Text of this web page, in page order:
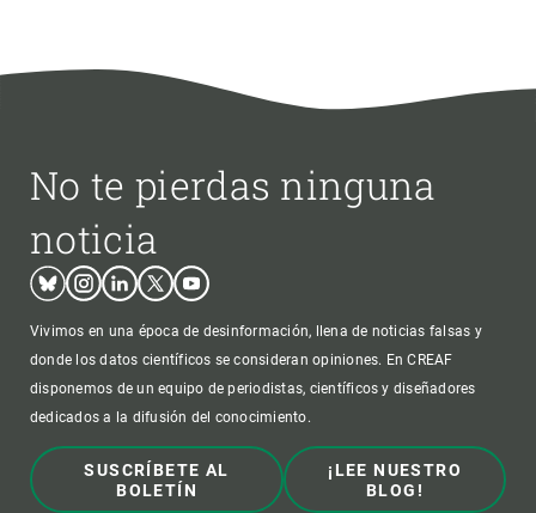
No te pierdas ninguna
noticia
BlueskyInstagram
LinkedinTwitterYoutube
Vivimos en una época de desinformación, llena de noticias falsas y
donde los datos científicos se consideran opiniones. En CREAF
disponemos de un equipo de periodistas, científicos y diseñadores
dedicados a la difusión del conocimiento.
SUSCRÍBETE AL
BOLETÍN
¡LEE NUESTRO
BLOG!